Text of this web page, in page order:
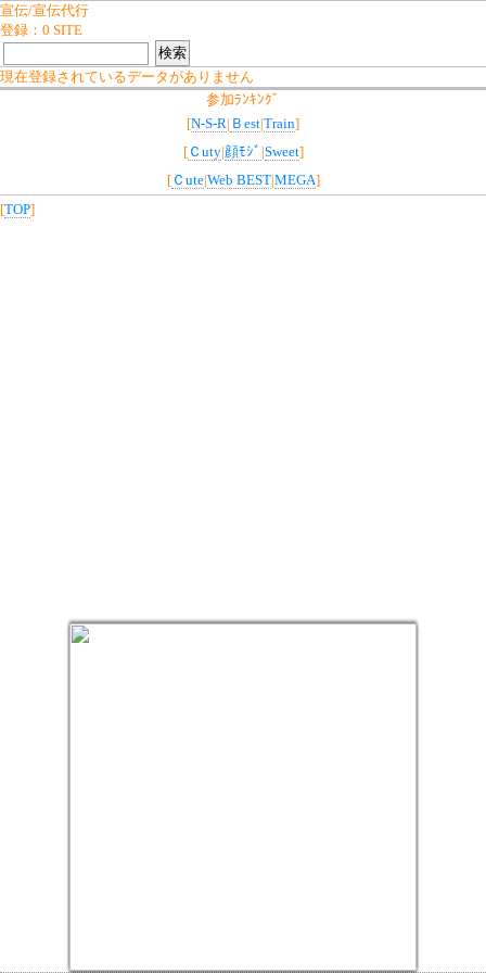
宣伝/宣伝代行
登録：0 SITE
現在登録されているデータがありません
参加ﾗﾝｷﾝｸﾞ
[N-S-R| Ｂest|Train]
[Ｃuty|顔ﾓｼﾞ |Sweet]
[Ｃute|Web BEST|MEGA]
[TOP]